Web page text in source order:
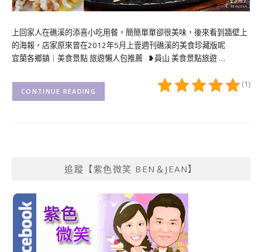
上回家人在礁溪的添喜小吃用餐，簡簡單單卻很美味，後來看到牆壁上
的海報，店家原來曾在2012年5月上壹週刊礁溪的美食珍藏版呢
宜蘭各鄉鎮｜美食景點 旅遊懶人包推薦 ❥員山 美食景點旅遊 …
(1)
CONTINUE READING
追蹤【紫色微笑 BEN＆JEAN】